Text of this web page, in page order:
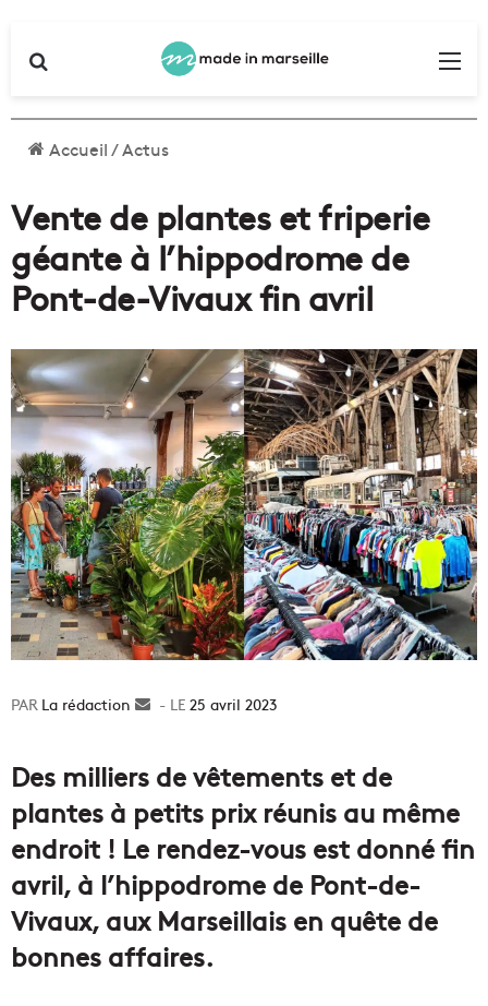
Accueil/Actus
Vente de plantes et friperie
géante à l’hippodrome de
Pont-de-Vivaux fin avril
La rédaction
Envoyer25 avril 2023
Des milliers de vêtements et de
plantes à petits prix réunis au même
endroit ! Le rendez-vous est donné fin
avril, à l’hippodrome de Pont-de-
Vivaux, aux Marseillais en quête de
bonnes affaires.